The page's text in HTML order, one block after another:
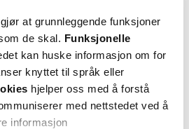
gjør at grunnleggende funksjoner
de skal. Funksjonelle
kan huske informasjon om for
knyttet til språk eller
hjelper oss med å forstå
med nettstedet ved å
informasjon
faktor , virker godt som solbeskyttelse